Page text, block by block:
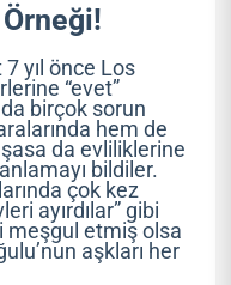
yıl önce Los
“evet”
birçok sorun
hem de
da evliliklerine
bildiler.
çok kez
ayırdılar” gibi
meşgul etmiş olsa
aşkları her